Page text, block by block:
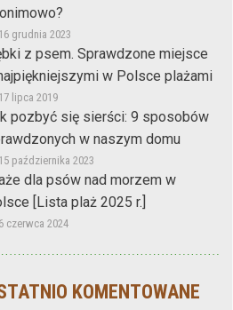
16 grudnia 2023
z psem. Sprawdzone miejsce
w Polsce plażami
17 lipca 2019
pozbyć się sierści: 9 sposobów
w naszym domu
15 października 2023
dla psów nad morzem w
[Lista plaż 2025 r.]
6 czerwca 2024
KOMENTOWANE